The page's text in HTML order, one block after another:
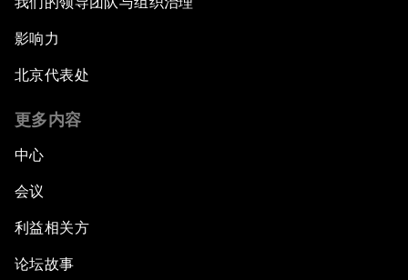
影响力
北京代表处
更多内容
中心
会议
利益相关方
论坛故事